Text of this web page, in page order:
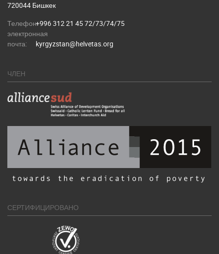
720044 Бишкек
Телефон:+996 312 21 45 72/73/74/75
электронная
почта:
kyrgyzstan@helvetas.org
ЧЛЕН
СЕРТИФИЦИРОВАНО